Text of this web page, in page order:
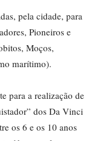
pela cidade, para
Pioneiros e
Moços,
marítimo).
para a realização de
dos Da Vinci
os 6 e os 10 anos